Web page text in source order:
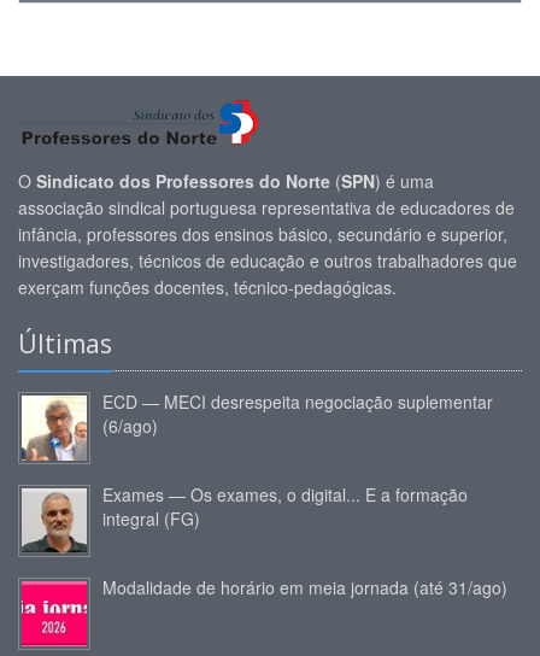
O Sindicato dos Professores do Norte (SPN) é uma
associação sindical portuguesa representativa de educadores de
infância, professores dos ensinos básico, secundário e superior,
investigadores, técnicos de educação e outros trabalhadores que
exerçam funções docentes, técnico-pedagógicas.
Últimas
ECD — MECI desrespeita negociação suplementar
(6/ago)
Exames — Os exames, o digital... E a formação
integral (FG)
Modalidade de horário em meia jornada (até 31/ago)